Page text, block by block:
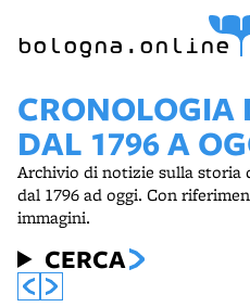
bologna.online
CRONOLOGIA
DAL 1796 A
Archivio di notizie sulla
dal 1796 ad oggi. Con
immagini.
CERCA